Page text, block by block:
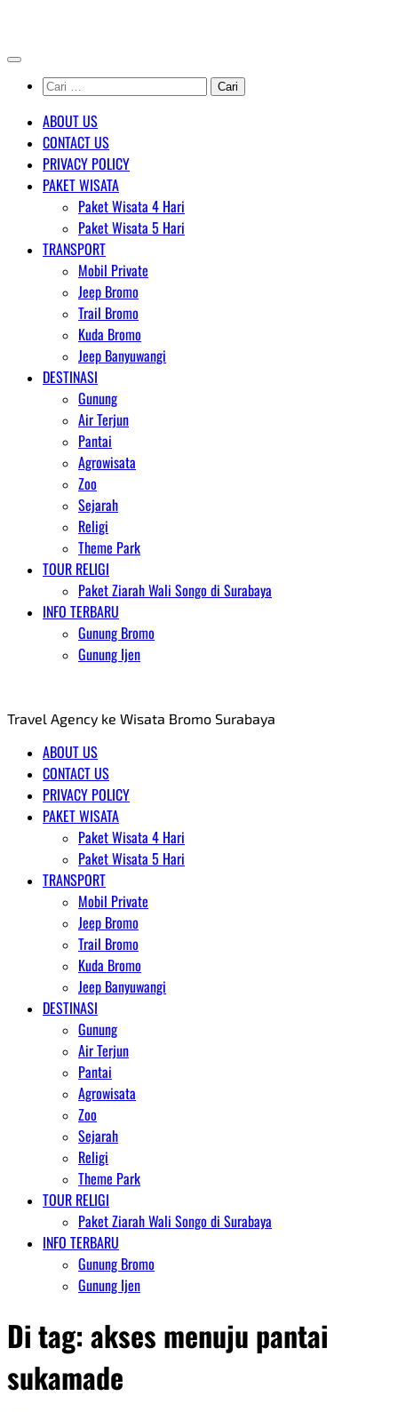
content
Cari
untuk:
ABOUT US
CONTACT US
PRIVACY POLICY
PAKET WISATA
Paket Wisata 4 Hari
Paket Wisata 5 Hari
TRANSPORT
Mobil Private
Jeep Bromo
Trail Bromo
Kuda Bromo
Jeep Banyuwangi
DESTINASI
Gunung
Air Terjun
Pantai
Agrowisata
Zoo
Sejarah
Religi
Theme Park
TOUR RELIGI
Paket Ziarah Wali Songo di Surabaya
INFO TERBARU
Gunung Bromo
Gunung Ijen
Travel Agency ke Wisata Bromo Surabaya
ABOUT US
CONTACT US
PRIVACY POLICY
PAKET WISATA
Paket Wisata 4 Hari
Paket Wisata 5 Hari
TRANSPORT
Mobil Private
Jeep Bromo
Trail Bromo
Kuda Bromo
Jeep Banyuwangi
DESTINASI
Gunung
Air Terjun
Pantai
Agrowisata
Zoo
Sejarah
Religi
Theme Park
TOUR RELIGI
Paket Ziarah Wali Songo di Surabaya
INFO TERBARU
Gunung Bromo
Gunung Ijen
Di tag: akses menuju pantai
sukamade